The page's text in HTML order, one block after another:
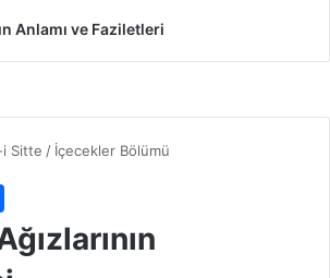
Anlamı ve Faziletleri